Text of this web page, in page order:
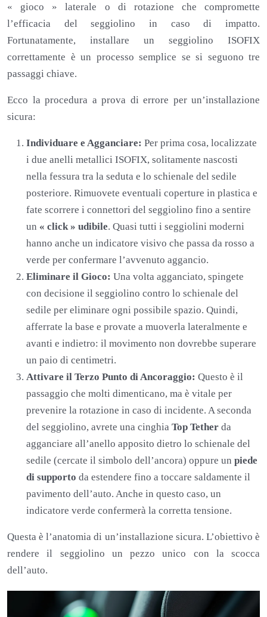
« gioco » laterale o di rotazione che compromette
l’efficacia del seggiolino in caso di impatto.
Fortunatamente, installare un seggiolino ISOFIX
correttamente è un processo semplice se si seguono tre
passaggi chiave.
Ecco la procedura a prova di errore per un’installazione
sicura:
Individuare e Agganciare: Per prima cosa, localizzate
i due anelli metallici ISOFIX, solitamente nascosti
nella fessura tra la seduta e lo schienale del sedile
posteriore. Rimuovete eventuali coperture in plastica e
fate scorrere i connettori del seggiolino fino a sentire
un « click » udibile. Quasi tutti i seggiolini moderni
hanno anche un indicatore visivo che passa da rosso a
verde per confermare l’avvenuto aggancio.
Eliminare il Gioco: Una volta agganciato, spingete
con decisione il seggiolino contro lo schienale del
sedile per eliminare ogni possibile spazio. Quindi,
afferrate la base e provate a muoverla lateralmente e
avanti e indietro: il movimento non dovrebbe superare
un paio di centimetri.
Attivare il Terzo Punto di Ancoraggio: Questo è il
passaggio che molti dimenticano, ma è vitale per
prevenire la rotazione in caso di incidente. A seconda
del seggiolino, avrete una cinghia Top Tether da
agganciare all’anello apposito dietro lo schienale del
sedile (cercate il simbolo dell’ancora) oppure un piede
di supporto da estendere fino a toccare saldamente il
pavimento dell’auto. Anche in questo caso, un
indicatore verde confermerà la corretta tensione.
Questa è l’anatomia di un’installazione sicura. L’obiettivo è
rendere il seggiolino un pezzo unico con la scocca
dell’auto.